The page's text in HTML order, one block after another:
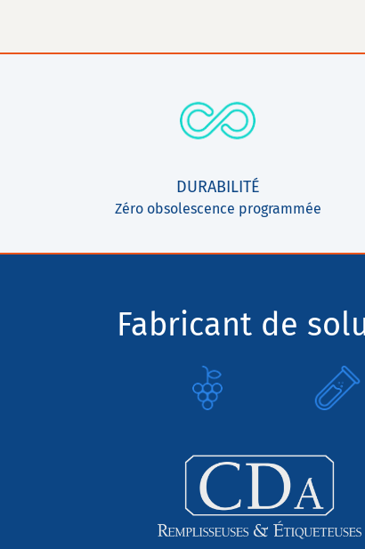
DURABILITÉ
Zéro obsolescence programmée
Fabricant de